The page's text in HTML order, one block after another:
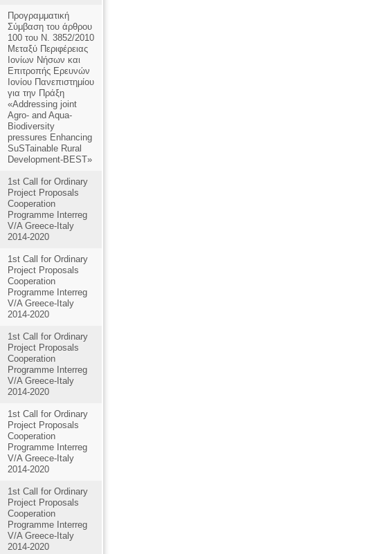
Προγραμματική
Σύμβαση του άρθρου
100 του Ν. 3852/2010
Μεταξύ Περιφέρειας
Ιονίων Νήσων και
Επιτροπής Ερευνών
Ιονίου Πανεπιστημίου
για την Πράξη
«Addressing joint
Agro- and Aqua-
Biodiversity
pressures Enhancing
SuSTainable Rural
Development-BEST»
1st Call for Ordinary
Project Proposals
Cooperation
Programme Interreg
V/A Greece-Italy
2014-2020
1st Call for Ordinary
Project Proposals
Cooperation
Programme Interreg
V/A Greece-Italy
2014-2020
1st Call for Ordinary
Project Proposals
Cooperation
Programme Interreg
V/A Greece-Italy
2014-2020
1st Call for Ordinary
Project Proposals
Cooperation
Programme Interreg
V/A Greece-Italy
2014-2020
1st Call for Ordinary
Project Proposals
Cooperation
Programme Interreg
V/A Greece-Italy
2014-2020